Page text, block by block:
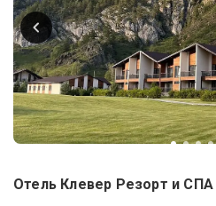
Отель Клевер Резорт и СПА